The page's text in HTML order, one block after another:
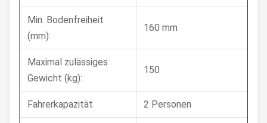
Min. Bodenfreiheit
(mm):
160 mm
Maximal zulässiges
Gewicht (kg):
150
Fahrerkapazität 2 Personen